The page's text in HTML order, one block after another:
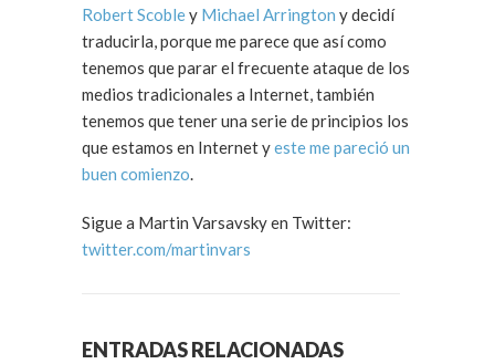
Robert Scobley Michael Arrington y decidí
traducirla, porque me parece que así como
tenemos que parar el frecuente ataque de los
medios tradicionales a Internet, también
tenemos que tener una serie de principios los
que estamos en Internet yeste me pareció un
buen comienzo.
Sigue a Martin Varsavsky en Twitter:
twitter.com/martinvars
ENTRADAS RELACIONADAS